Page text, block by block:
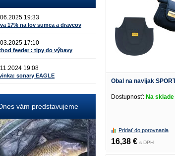
Obal na navijak
Dostupnosť: Na sklade
Pridať do porovnania
16,38 € s DPH
19:33
17% na lov sumca a dravcov
17:10
feeder : tipy do výbavy
19:08
sonary EAGLE
vám predstavujeme